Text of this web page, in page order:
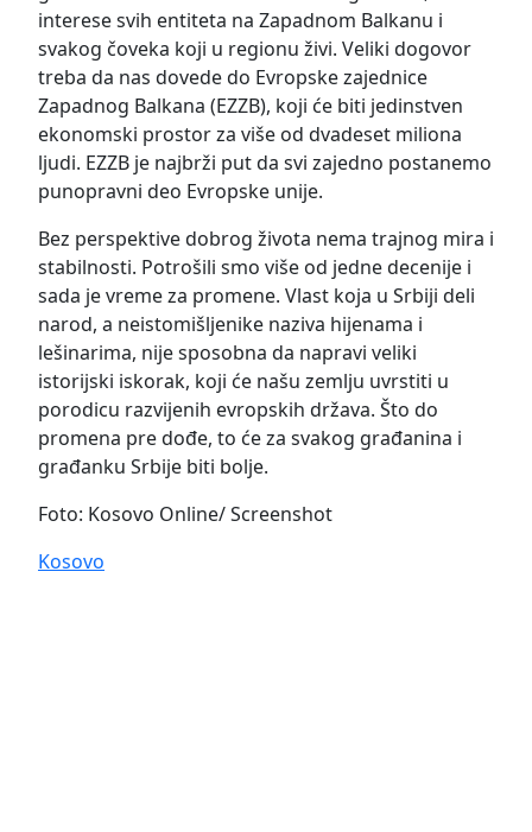
interese svih entiteta na Zapadnom Balkanu i
svakog čoveka koji u regionu živi. Veliki dogovor
treba da nas dovede do Evropske zajednice
Zapadnog Balkana (EZZB), koji će biti jedinstven
ekonomski prostor za više od dvadeset miliona
ljudi. EZZB je najbrži put da svi zajedno postanemo
punopravni deo Evropske unije.
Bez perspektive dobrog života nema trajnog mira i
stabilnosti. Potrošili smo više od jedne decenije i
sada je vreme za promene. Vlast koja u Srbiji deli
narod, a neistomišljenike naziva hijenama i
lešinarima, nije sposobna da napravi veliki
istorijski iskorak, koji će našu zemlju uvrstiti u
porodicu razvijenih evropskih država. Što do
promena pre dođe, to će za svakog građanina i
građanku Srbije biti bolje.
Foto: Kosovo Online/ Screenshot
Kosovo